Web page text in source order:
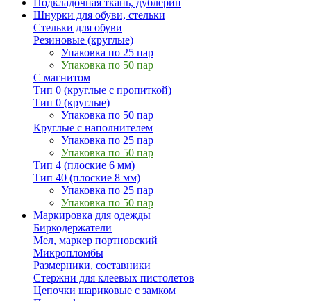
Подкладочная ткань, дублерин
Шнурки для обуви, стельки
Стельки для обуви
Резиновые (круглые)
Упаковка по 25 пар
Упаковка по 50 пар
С магнитом
Тип 0 (круглые с пропиткой)
Тип 0 (круглые)
Упаковка по 50 пар
Круглые с наполнителем
Упаковка по 25 пар
Упаковка по 50 пар
Тип 4 (плоские 6 мм)
Тип 40 (плоские 8 мм)
Упаковка по 25 пар
Упаковка по 50 пар
Маркировка для одежды
Биркодержатели
Мел, маркер портновский
Микропломбы
Размерники, составники
Стержни для клеевых пистолетов
Цепочки шариковые с замком